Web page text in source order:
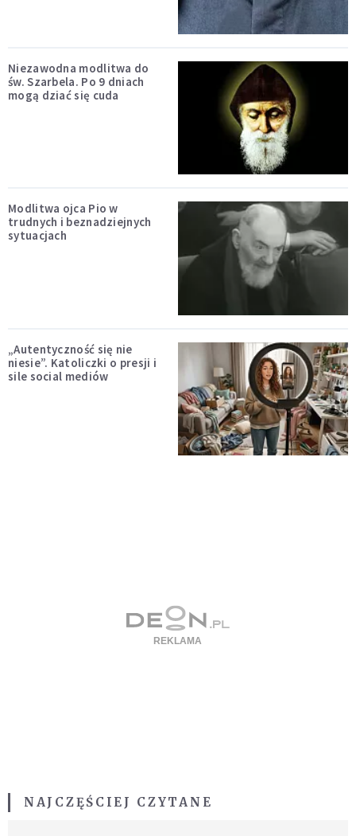
Niezawodna modlitwa do
św. Szarbela. Po 9 dniach
mogą dziać się cuda
Modlitwa ojca Pio w
trudnych i beznadziejnych
sytuacjach
„Autentyczność się nie
niesie”. Katoliczki o presji i
sile social mediów
NAJCZĘŚCIEJ CZYTANE